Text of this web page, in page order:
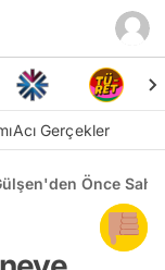
Acı Gerçekler
Önce